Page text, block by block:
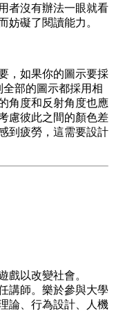
者沒有辦法一眼就看
妨礙了閱讀能力。
，如果你的圖示要採
部的圖示都採用相
角度和反射角度也應
慮彼此之間的顏色差
到疲勞，這需要設計
戲以改變社會。
講師。樂於參與大學
論、行為設計、人機